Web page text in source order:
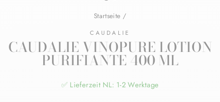
Startseite /
CAUDALIE
CAUDALIE VINOPURE LOTION
PURIFIANTE 400 ML
✅ Lieferzeit NL: 1-2 Werktage